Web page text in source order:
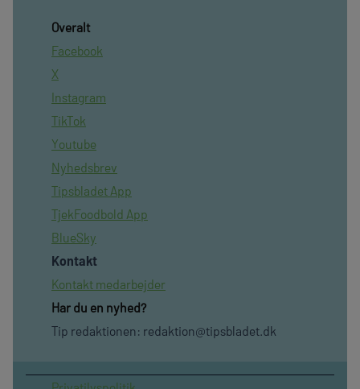
Overalt
Facebook
X
Instagram
TikTok
Youtube
Nyhedsbrev
Tipsbladet App
TjekFoodbold App
BlueSky
Kontakt
Kontakt medarbejder
Har du en nyhed?
Tip redaktionen: redaktion@tipsbladet.dk